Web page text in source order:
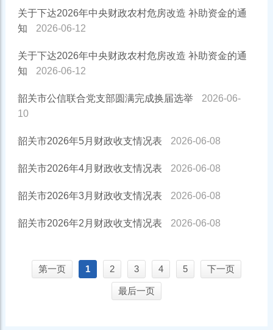
关于下达2026年中央财政农村危房改造 补助资金的通
知
2026-06-12
关于下达2026年中央财政农村危房改造 补助资金的通
知
2026-06-12
韶关市公信联合党支部圆满完成换届选举
2026-06-
10
韶关市2026年5月财政收支情况表 2026-06-08
韶关市2026年4月财政收支情况表 2026-06-08
韶关市2026年3月财政收支情况表 2026-06-08
韶关市2026年2月财政收支情况表 2026-06-08
第一页 1 2 3 4 5 下一页
最后一页